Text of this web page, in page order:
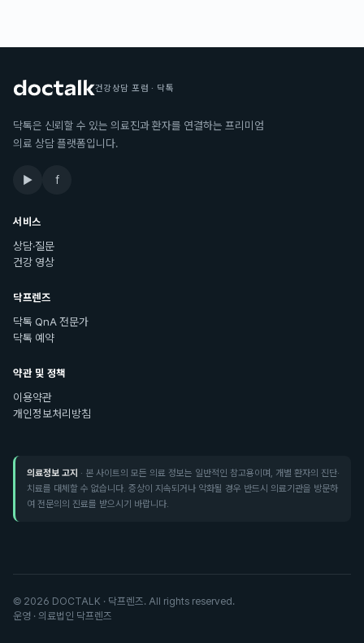
건강상담 포럼 · 닥톡
닥톡은 신뢰할 수 있는 의료진과 환자를 연결하는 프리미엄
의료 상담 플랫폼입니다.
▶ f
서비스
상담·질문
건강 영상
닥프렌즈
닥톡 QnA 전문가
닥톡 예약
약관 및 정책
이용약관
개인정보처리방침
의료정보 고지 · 본 사이트의 모든 의료 정보는 일반적인 참고용이며, 개별 환자의 진단·
치료를 대체할 수 없습니다. 증상이 지속되거나 악화될 경우 반드시 의료기관을 방문하
여 전문의의 진료를 받으시기 바랍니다.
© 2026 DOCTALK · 닥프렌즈. All rights reserved.
운영 · 의료법인 닥프렌즈